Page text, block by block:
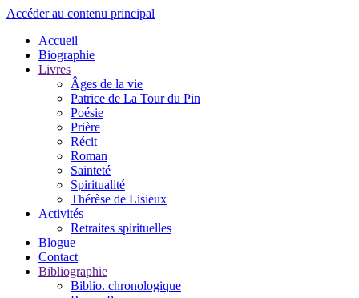
Accéder au contenu principal
Accueil
Biographie
Livres
Âges de la vie
Patrice de La Tour du Pin
Poésie
Prière
Récit
Roman
Sainteté
Spiritualité
Thérèse de Lisieux
Activités
Retraites spirituelles
Blogue
Contact
Bibliographie
Biblio. chronologique